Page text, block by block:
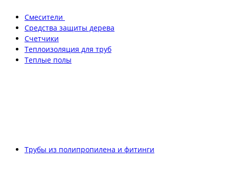
Смесители
Средства защиты дерева
Счетчики
Теплоизоляция для труб
Теплые полы
Трубы из полипропилена и фитинги